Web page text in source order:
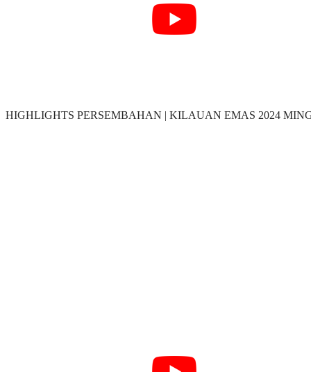
HIGHLIGHTS PERSEMBAHAN | KILAUAN EMAS 2024